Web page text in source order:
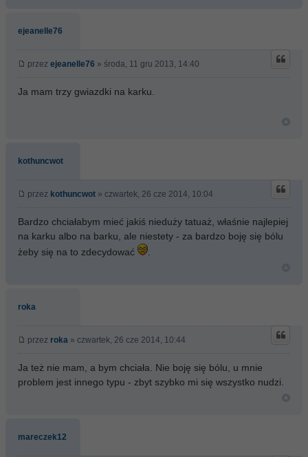
ejeanelle76
przez ejeanelle76 » środa, 11 gru 2013, 14:40
Ja mam trzy gwiazdki na karku.
kothuncwot
przez kothuncwot » czwartek, 26 cze 2014, 10:04
Bardzo chciałabym mieć jakiś nieduży tatuaż, właśnie najlepiej
na karku albo na barku, ale niestety - za bardzo boję się bólu
żeby się na to zdecydować
roka
przez roka » czwartek, 26 cze 2014, 10:44
Ja też nie mam, a bym chciała. Nie boję się bólu, u mnie
problem jest innego typu - zbyt szybko mi się wszystko nudzi.
mareczek12